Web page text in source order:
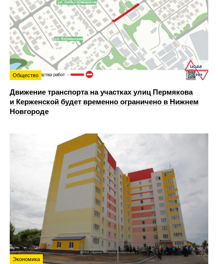
Общество
Движение транспорта на участках улиц Пермякова
и Керженской будет временно ограничено в Нижнем
Новгороде
Экономика